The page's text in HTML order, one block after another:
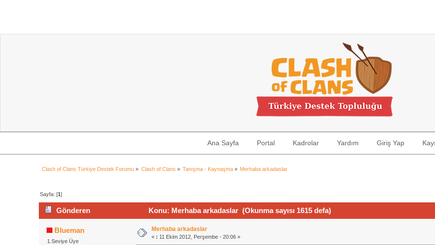
Ana Sayfa Portal Kadrolar Yardım Giriş Yap
Clash of Clans Türkiye Destek Forumu » Clash of Clans » Tanışma - Kaynaşma» Merhaba arkadaslar
Sayfa: [1]
Gönderen Konu: Merhaba arkadaslar (Okunma sayısı 1615 defa)
Blueman
1.Seviye Üye
Merhaba arkadaslar
« : 11 Ekim 2012, Perşembe - 20:06 »